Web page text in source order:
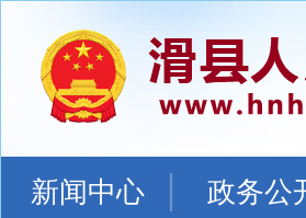
新闻中心 政务公